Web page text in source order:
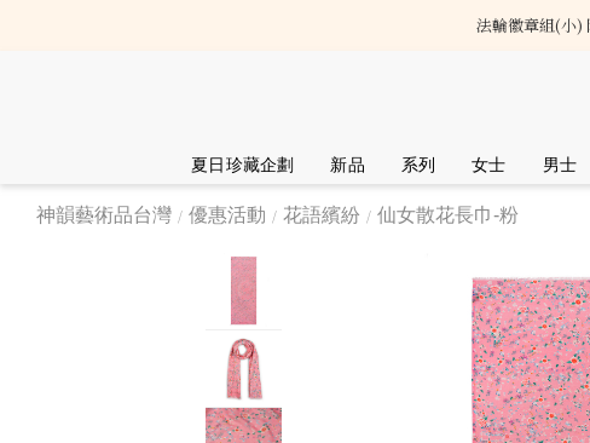
法輪徽章組(小)
夏日珍藏企劃 新品 系列 女士 男士
神韻藝術品台灣 優惠活動 花語繽紛 仙女散花長巾-粉